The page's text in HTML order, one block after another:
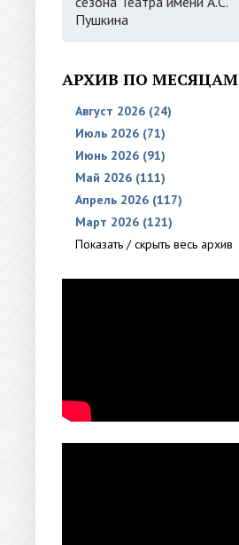
Пушкина
АРХИВ ПО МЕСЯЦАМ
Август 2026 (24)
Июль 2026 (71)
Июнь 2026 (91)
Май 2026 (111)
Апрель 2026 (117)
Март 2026 (121)
Показать / скрыть весь архив